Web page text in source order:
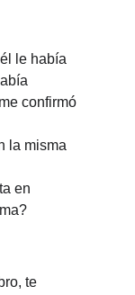
le había
confirmó
la misma
en
te